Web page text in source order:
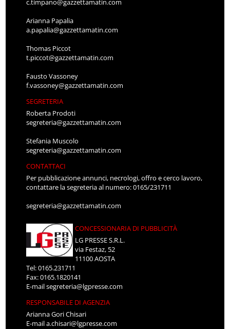
c.timpano@gazzettamatin.com
Arianna Papalia
a.papalia@gazzettamatin.com
Thomas Piccot
t.piccot@gazzettamatin.com
Fausto Vassoney
f.vassoney@gazzettamatin.com
SEGRETERIA
Roberta Prodoti
segreteria@gazzettamatin.com
Stefania Muscolo
segreteria@gazzettamatin.com
CONTATTACI
Per pubblicazione annunci, necrologi, offro e cerco lavoro,
contattare la segreteria al numero: 0165/231711
segreteria@gazzettamatin.com
CONCESSIONARIA DI PUBBLICITÀ
LG PRESSE S.R.L.
via Festaz, 52
11100 AOSTA
Tel: 0165.231711
Fax: 0165.1820141
E-mailsegreteria@lgpresse.com
RESPONSABILE DI AGENZIA
Arianna Gori Chisari
E-maila.chisari@lgpresse.com